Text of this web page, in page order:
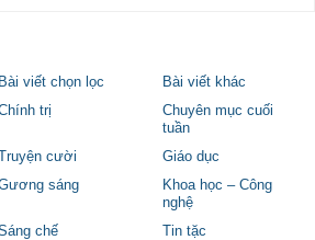
Bài viết chọn lọc
Bài viết khác
trị
Chuyên mục cuối
tuần
Truyện cười
Giáo dục
sáng
Khoa học – Công
nghệ
chế
Tin tặc